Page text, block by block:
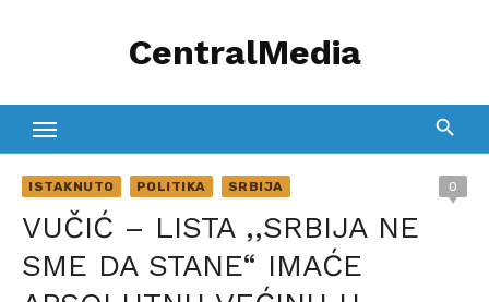
CentralMedia
ISTAKNUTO POLITIKA SRBIJA 0
VUČIĆ – LISTA ,,SRBIJA NE
SME DA STANE“ IMAĆE